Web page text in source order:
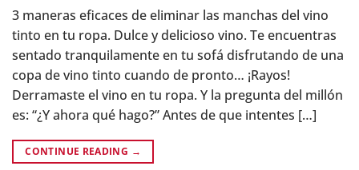
3 maneras eficaces de eliminar las manchas del vino
tinto en tu ropa. Dulce y delicioso vino. Te encuentras
sentado tranquilamente en tu sofá disfrutando de una
copa de vino tinto cuando de pronto… ¡Rayos!
Derramaste el vino en tu ropa. Y la pregunta del millón
es: “¿Y ahora qué hago?” Antes de que intentes […]
CONTINUE READING →